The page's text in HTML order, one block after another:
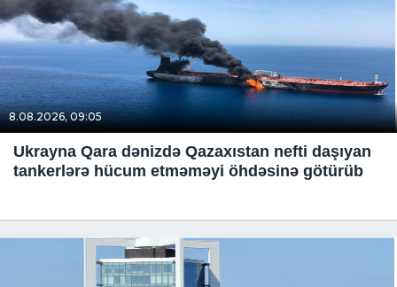
8.08.2026, 09:05
Ukrayna Qara dənizdə Qazaxıstan nefti daşıyan
tankerlərə hücum etməməyi öhdəsinə götürüb